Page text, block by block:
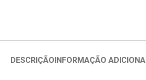
DESCRIÇÃOINFORMAÇÃO